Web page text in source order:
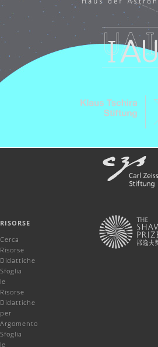
RISORSE
Cerca
Risorse
Didattiche
Sfoglia
le
Risorse
Didattiche
per
Argomento
Sfoglia
le